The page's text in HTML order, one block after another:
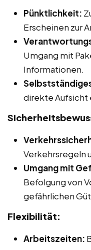
Pünktlichkeit:
Erscheinen zur
Umgang mit
Informationen.
direkte Aufsicht
Verkehrsregeln
Umgang mit
Befolgung von
gefährlichen
Flexibilität:
Arbeitszeiten: